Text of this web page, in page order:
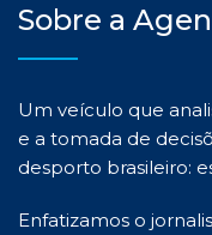
Sobre a
Um veículo que
e a tomada de
desporto brasileiro:
Enfatizamos o